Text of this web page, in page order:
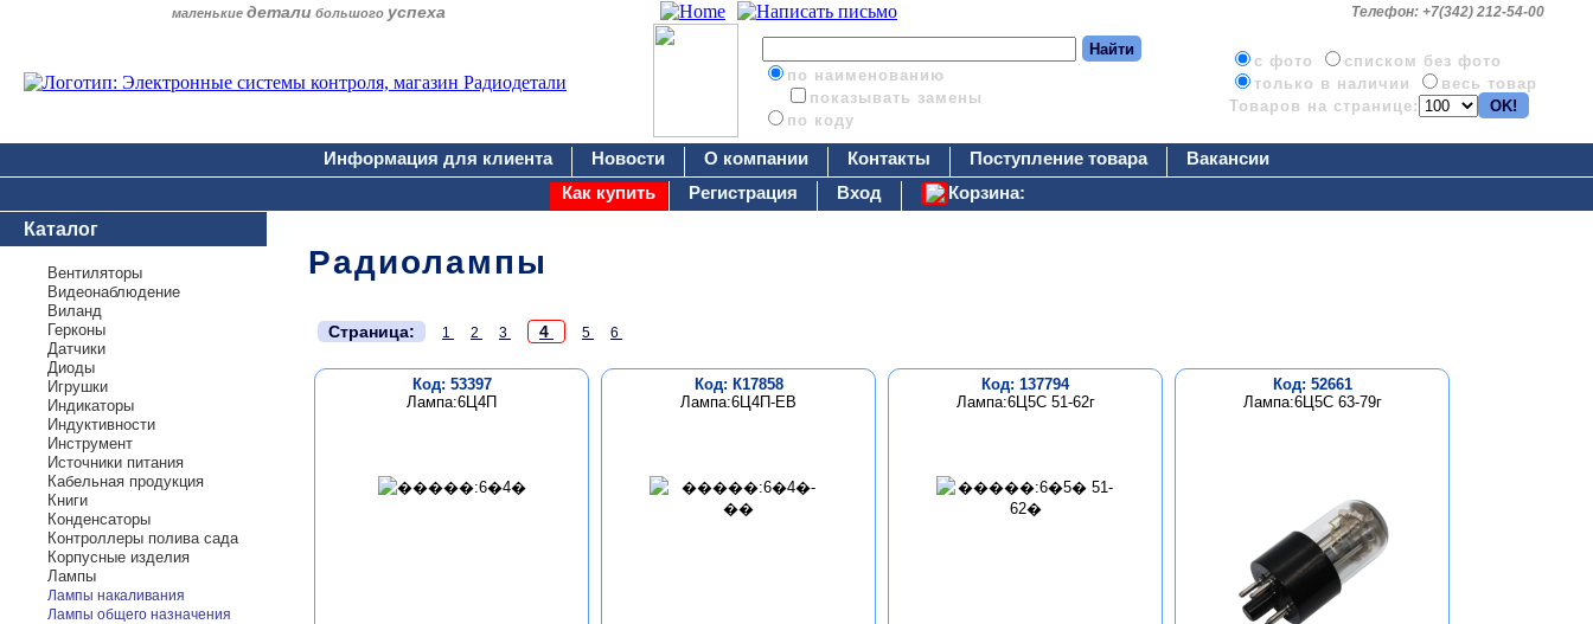
маленькие детали большого успеха Телефон: +7(342) 212-54-00
по наименованию
показывать замены
по коду
c фото
списком без фото
только в наличии
весь товар
Товаров на странице:
Информация для клиента Новости О компании Контакты Поступление товара
Вакансии
Как купить
Регистрация Вход
Корзина:
Каталог
Вентиляторы
Видеонаблюдение
Виланд
Герконы
Датчики
Диоды
Игрушки
Индикаторы
Индуктивности
Инструмент
Источники питания
Кабельная продукция
Книги
Конденсаторы
Контроллеры полива сада
Корпусные изделия
Лампы
Лампы накаливания
Лампы общего назначения
Радиолампы
Страница:
1 2 3 4 5 6
Код: 53397
Лампа:6Ц4П
Код: К17858
Лампа:6Ц4П-ЕВ
Код: 137794
Лампа:6Ц5С 51-62г
Код: 52661
Лампа:6Ц5С 63-79г